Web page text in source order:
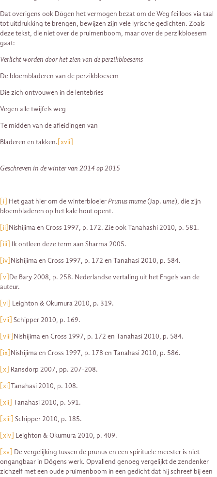
Dat overigens ook Dōgen het vermogen bezat om de Weg feilloos via taal
tot uitdrukking te brengen, bewijzen zijn vele lyrische gedichten. Zoals
deze tekst, die niet over de pruimenboom, maar over de perzikbloesem
gaat:
Verlicht worden door het zien van de perzikbloesems
De bloembladeren van de perzikbloesem
Die zich ontvouwen in de lentebries
Vegen alle twijfels weg
Te midden van de afleidingen van
Bladeren en takken. [xvii]
Geschreven in de winter van 2014 op 2015
[i] Het gaat hier om de winterbloeierPrunus mume (Jap. ume), die zijn
bloembladeren op het kale hout opent.
[ii] Nishijima en Cross 1997, p. 172. Zie ook Tanahashi 2010, p. 581.
[iii] Ik ontleen deze term aan Sharma 2005.
[iv] Nishijima en Cross 1997, p. 172 en Tanahasi 2010, p. 584.
[v] De Bary 2008, p. 258. Nederlandse vertaling uit het Engels van de
auteur.
[vi] Leighton & Okumura 2010, p. 319.
[vii] Schipper 2010, p. 169.
[viii] Nishijima en Cross 1997, p. 172 en Tanahasi 2010, p. 584.
[ix] Nishijima en Cross 1997, p. 178 en Tanahasi 2010, p. 586.
[x] Ransdorp 2007, pp. 207-208.
[xi] Tanahasi 2010, p. 108.
[xii] Tanahasi 2010, p. 591.
[xiii] Schipper 2010, p. 185.
[xiv] Leighton & Okumura 2010, p. 409.
[xv] De vergelijking tussen de prunus en een spirituele meester is niet
ongangbaar in Dōgens werk. Opvallend genoeg vergelijkt de zendenker
zichzelf met een oude pruimenboom in een gedicht dat hij schreef bij een